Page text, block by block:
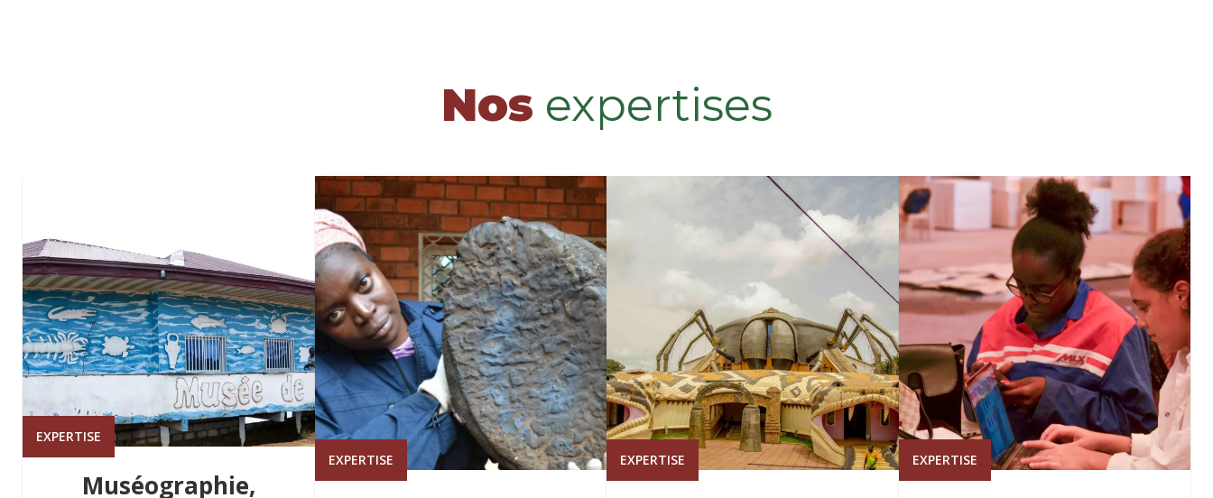
Nos expertises
EXPERTISE
Muséographie,
EXPERTISE EXPERTISE EXPERTISE